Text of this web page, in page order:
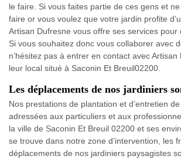
le faire. Si vous faites partie de ces gens et
faire or vous voulez que votre jardin profite
Artisan Dufresne vous offre ses services pour
Si vous souhaitez donc vous collaborer avec
n’hésitez pas à entrer en contact avec
leur local situé à Saconin Et Breuil02200.
Les déplacements de nos jardiniers
Nos prestations de plantation et d’entretien
adressées aux particuliers et aux
la ville de Saconin Et Breuil 02200 et ses
se trouve dans notre zone d’intervention, les
déplacements de nos jardiniers paysagistes